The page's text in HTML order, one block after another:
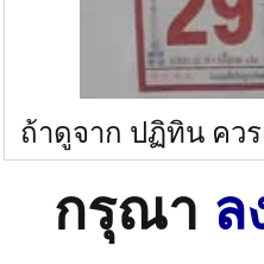
ถ้าดูจาก ปฏิทิน คว
กรุณา ล